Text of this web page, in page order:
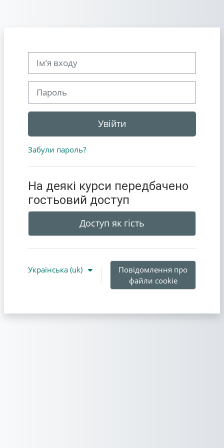
Увійти
Забули пароль?
На деякі курси передбачено
гостьовий доступ
Доступ як гість
Українська ‎(uk)‎
Повідомлення про
файли cookie